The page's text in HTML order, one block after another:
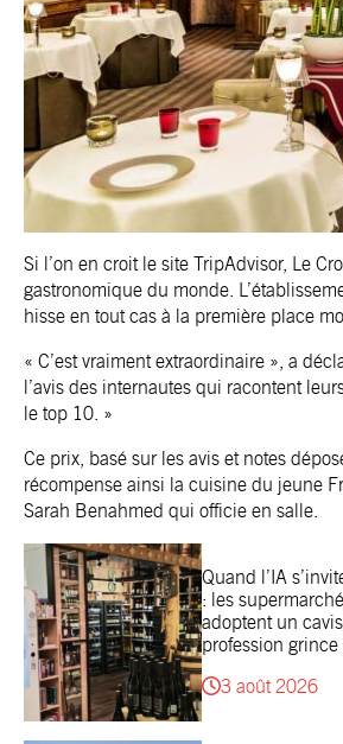
Si l’on en croit le site TripAdvisor, Le
gastronomique du monde.
hisse en tout cas à la première place
« C’est vraiment extraordinaire », a
l’avis des internautes qui racontent
le top 10. »
Ce prix, basé sur les avis et notes
récompense ainsi la cuisine du jeune
Sarah Benahmed qui officie en salle.
Quand l’IA
: les
adoptent un
profession
3 août 2026